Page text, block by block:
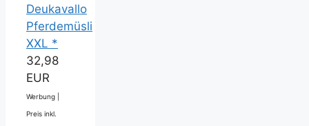
Deukavallo
Pferdemüsli
XXL *
32,98
EUR
Werbung |
Preis inkl.